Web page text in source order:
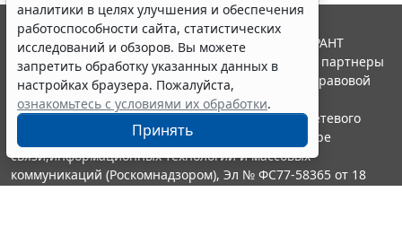
аналитики в целях улучшения и обеспечения
работоспособности сайта, статистических
исследований и обзоров. Вы можете
запретить обработку указанных данных в
настройках браузера. Пожалуйста,
ознакомьтесь с условиями их обработки.
Принять
© ООО "НПП "ГАРАНТ-СЕРВИС", 2026. Система ГАРАНТ
выпускается с 1990 года. Компания "Гарант" и ее партнеры
являются участниками Российской ассоциации правовой
информации ГАРАНТ.
Портал ГАРАНТ.РУ зарегистрирован в качестве сетевого
издания Федеральной службой по надзору в сфере
связи,информационных технологий и массовых
коммуникаций (Роскомнадзором), Эл № ФС77-58365 от 18